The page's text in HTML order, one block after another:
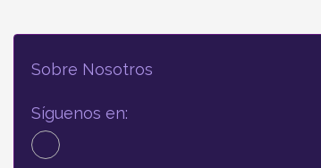
Sobre Nosotros
Síguenos en: